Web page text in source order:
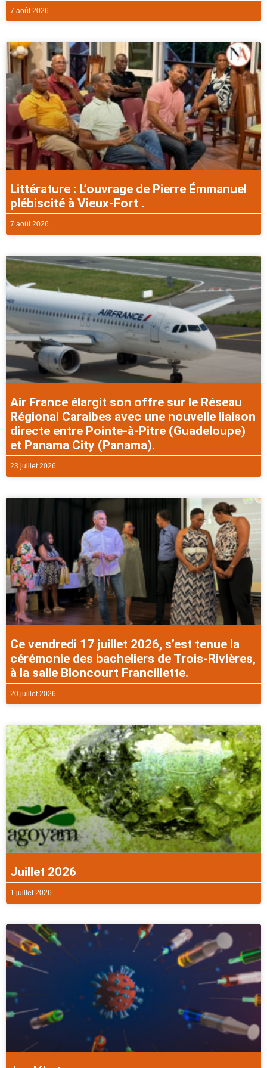
7 août 2026
Littérature : L’ouvrage de Pierre Émmanuel
plébiscité à Vieux-Fort .
7 août 2026
Air France élargit son offre sur le Réseau
Régional Caraibes avec une nouvelle liaison
directe entre Pointe-à-Pitre (Guadeloupe)
et Panama City (Panama).
23 juillet 2026
Ce vendredi 17 juillet 2026, s’est tenue la
cérémonie des bacheliers de Trois-Rivières,
à la salle Bloncourt Francillette.
20 juillet 2026
Juillet 2026
1 juillet 2026